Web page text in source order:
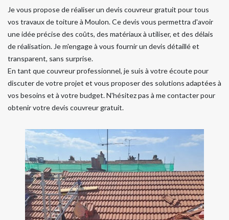
Je vous propose de réaliser un devis couvreur gratuit pour tous
vos travaux de toiture à Moulon. Ce devis vous permettra d'avoir
une idée précise des coûts, des matériaux à utiliser, et des délais
de réalisation. Je m'engage à vous fournir un devis détaillé et
transparent, sans surprise.
En tant que couvreur professionnel, je suis à votre écoute pour
discuter de votre projet et vous proposer des solutions adaptées à
vos besoins et à votre budget. N'hésitez pas à me contacter pour
obtenir votre devis couvreur gratuit.